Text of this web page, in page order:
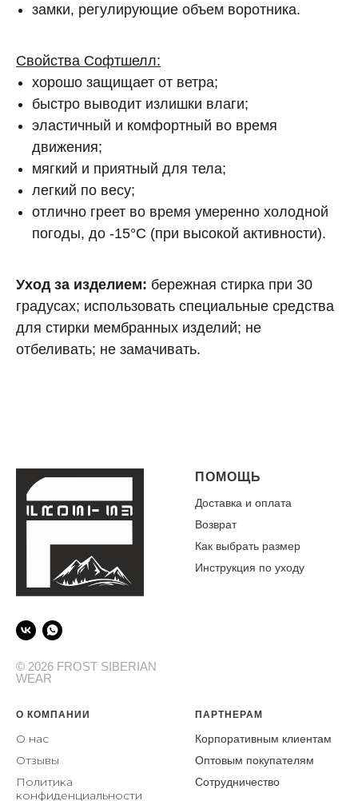
замки, регулирующие объем воротника.
Свойства Софтшелл:
хорошо защищает от ветра;
быстро выводит излишки влаги;
эластичный и комфортный во время
движения;
мягкий и приятный для тела;
легкий по весу;
отлично греет во время умеренно холодной
погоды, до -15°C (при высокой активности).
Уход за изделием: бережная стирка при 30
градусах; использовать специальные средства
для стирки мембранных изделий; не
отбеливать; не замачивать.
© 2026 FROST SIBERIAN
WEAR
ПОМОЩЬ
Доставка и оплата
Возврат
Как выбрать размер
Инструкция по уходу
О КОМПАНИИ
О нас
Отзывы
Политика
конфиденциальности
ПАРТНЕРАМ
Корпоративным клиентам
Оптовым покупателям
Сотрудничество